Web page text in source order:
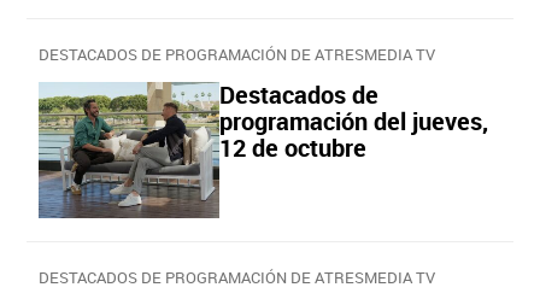
DESTACADOS DE PROGRAMACIÓN DE ATRESMEDIA TV
Destacados de
programación del jueves,
12 de octubre
DESTACADOS DE PROGRAMACIÓN DE ATRESMEDIA TV